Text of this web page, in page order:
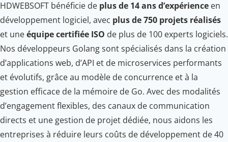
HDWEBSOFT bénéficie de plus de 14 ans d’expérience en
développement logiciel, avec plus de 750 projets réalisés
et uneéquipe certifiée ISO de plus de 100 experts logiciels.
Nos développeurs Golang sont spécialisés dans la création
d’applications web, d’API et de microservices performants
et évolutifs, grâce au modèle de concurrence et à la
gestion efficace de la mémoire de Go. Avec des modalités
d’engagement flexibles, des canaux de communication
directs et une gestion de projet dédiée, nous aidons les
entreprises à réduire leurs coûts de développement de 40